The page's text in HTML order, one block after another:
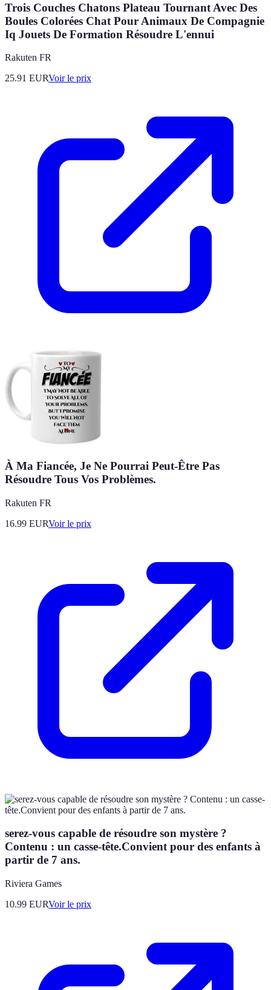
Trois Couches Chatons Plateau Tournant Avec Des
Boules Colorées Chat Pour Animaux De Compagnie
Iq Jouets De Formation Résoudre L'ennui
Rakuten FR
25.91 EURVoir le prix
À Ma Fiancée, Je Ne Pourrai Peut-Être Pas
Résoudre Tous Vos Problèmes.
Rakuten FR
16.99 EURVoir le prix
serez-vous capable de résoudre son mystère ?
Contenu : un casse-tête.Convient pour des enfants à
partir de 7 ans.
Riviera Games
10.99 EURVoir le prix